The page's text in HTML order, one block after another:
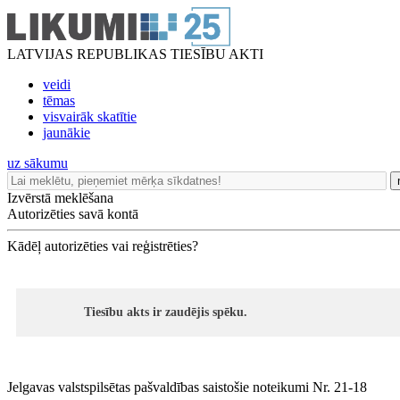
LATVIJAS REPUBLIKAS TIESĪBU AKTI
veidi
tēmas
visvairāk skatītie
jaunākie
uz sākumu
Izvērstā meklēšana
Autorizēties savā kontā
Kādēļ autorizēties vai reģistrēties?
Tiesību akts ir zaudējis spēku.
Jelgavas valstspilsētas pašvaldības saistošie noteikumi Nr. 21-18